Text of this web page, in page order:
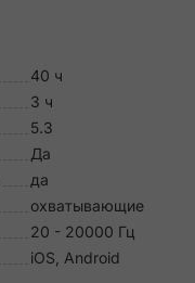
40 ч
3 ч
5.3
Да
да
охватывающие
20 - 20000 Гц
iOS, Android